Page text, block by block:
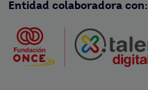
Entidad colaboradora con: